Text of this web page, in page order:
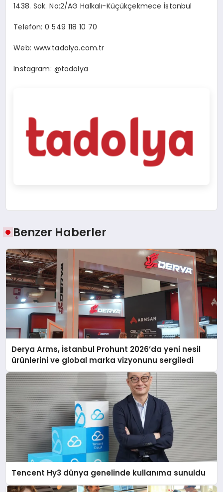
1438. Sok. No:2/AG Halkalı-Küçükçekmece İstanbul
Telefon: 0 549 118 10 70
Web: www.tadolya.com.tr
Instagram: @tadolya
Benzer Haberler
Derya Arms, İstanbul Prohunt 2026’da yeni nesil
ürünlerini ve global marka vizyonunu sergiledi
Tencent Hy3 dünya genelinde kullanıma sunuldu